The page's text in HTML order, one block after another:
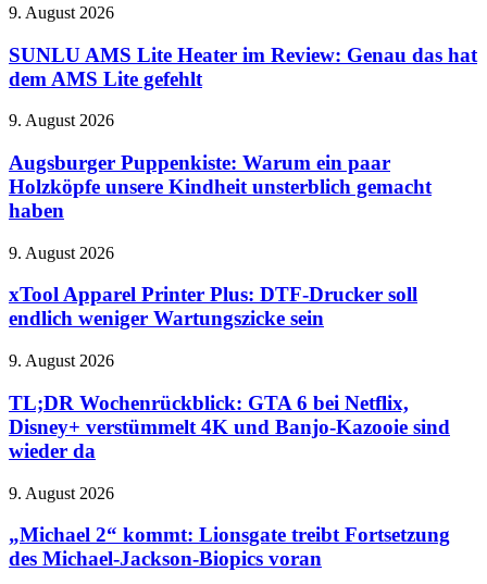
bestätigt
aus
Actioncam
plötzlich
richtige
wird
SUNLU
Lite
Heater
im
Genau
hat
dem
AMS
gefehlt
9. August 2026
SUNLU AMS Lite Heater im Review: Genau das hat
dem AMS Lite gefehlt
Augsburger
Warum
ein
paar
Holzköpfe
Kindheit
gemacht
haben
9. August 2026
Augsburger Puppenkiste: Warum ein paar
Holzköpfe unsere Kindheit unsterblich gemacht
haben
xTool
Printer
Plus:
DTF-
soll
weniger
Wartungszicke
sein
9. August 2026
xTool Apparel Printer Plus: DTF-Drucker soll
endlich weniger Wartungszicke sein
TL;DR
GTA
6
bei
Netflix,
verstümmelt
und
Banjo-
9. August 2026
TL;DR Wochenrückblick: GTA 6 bei Netflix,
Disney+ verstümmelt 4K und Banjo-Kazooie sind
wieder da
„Michael
kommt:
Lionsgate
treibt
9. August 2026
„Michael 2“ kommt: Lionsgate treibt Fortsetzung
des Michael-Jackson-Biopics voran